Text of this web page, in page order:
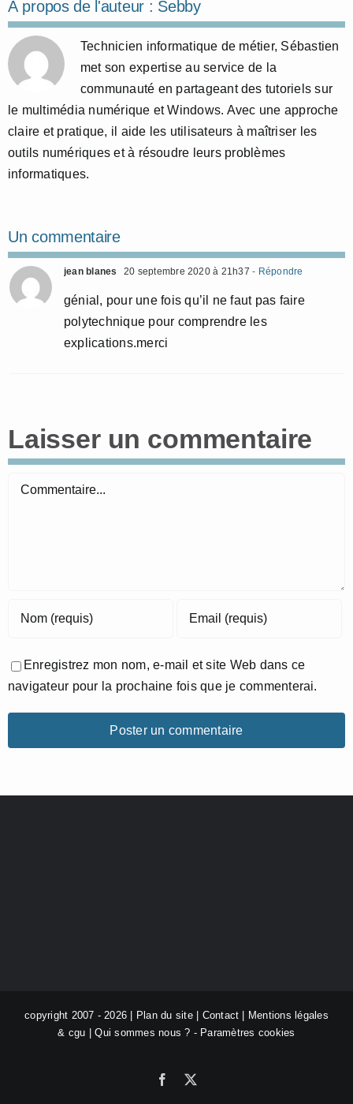
À propos de l'auteur : Sebby
Technicien informatique de métier, Sébastien
met son expertise au service de la
communauté en partageant des tutoriels sur
le multimédia numérique et Windows. Avec une approche
claire et pratique, il aide les utilisateurs à maîtriser les
outils numériques et à résoudre leurs problèmes
informatiques.
Un commentaire
jean blanes 20 septembre 2020 à 21h37 - Répondre
génial, pour une fois qu’il ne faut pas faire
polytechnique pour comprendre les
explications.merci
Laisser un commentaire
Commentaire
Enregistrez mon nom, e-mail et site Web dans ce
navigateur pour la prochaine fois que je commenterai.
copyright 2007 - 2026 | Plan du site| Contact
Mentions légales
& cgu |Qui sommes nous ? - Paramètres cookies
Facebook